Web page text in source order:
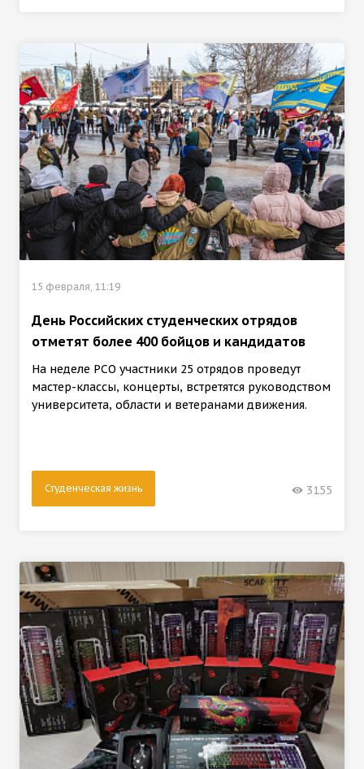
15 февраля, 11:19
День Российских студенческих отрядов
отметят более 400 бойцов и кандидатов
На неделе РСО участники 25 отрядов проведут
мастер-классы, концерты, встретятся руководством
университета, области и ветеранами движения.
Студенческая жизнь 3155